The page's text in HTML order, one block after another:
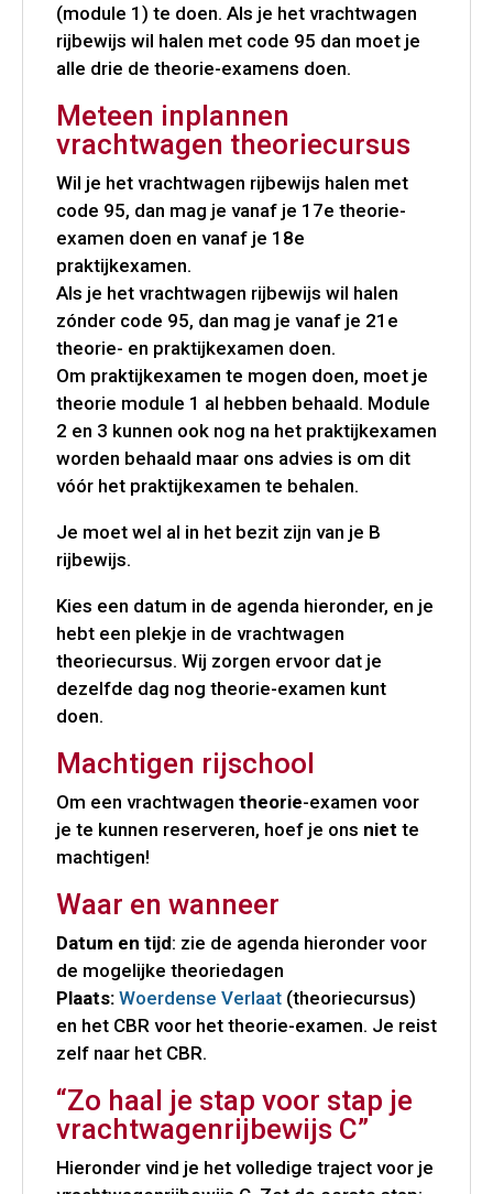
(module 1) te doen. Als je het vrachtwagen
rijbewijs wil halen met code 95 dan moet je
alle drie de theorie-examens doen.
Meteen inplannen
vrachtwagen theoriecursus
Wil je het vrachtwagen rijbewijs halen met
code 95, dan mag je vanaf je 17e theorie-
examen doen en vanaf je 18e
praktijkexamen.
Als je het vrachtwagen rijbewijs wil halen
zónder code 95, dan mag je vanaf je 21e
theorie- en praktijkexamen doen.
Om praktijkexamen te mogen doen, moet je
theorie module 1 al hebben behaald. Module
2 en 3 kunnen ook nog na het praktijkexamen
worden behaald maar ons advies is om dit
vóór het praktijkexamen te behalen.
Je moet wel al in het bezit zijn van je B
rijbewijs.
Kies een datum in de agenda hieronder, en je
hebt een plekje in de vrachtwagen
theoriecursus. Wij zorgen ervoor dat je
dezelfde dag nog theorie-examen kunt
doen.
Machtigen rijschool
Om een vrachtwagen theorie-examen voor
je te kunnen reserveren, hoef je ons niet te
machtigen!
Waar en wanneer
Datum en tijd: zie de agenda hieronder voor
de mogelijke theoriedagen
Plaats: Woerdense Verlaat (theoriecursus)
en het CBR voor het theorie-examen. Je reist
zelf naar het CBR.
“Zo haal je stap voor stap je
vrachtwagenrijbewijs C”
Hieronder vind je het volledige traject voor je